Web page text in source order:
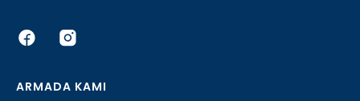
ARMADA KAMI